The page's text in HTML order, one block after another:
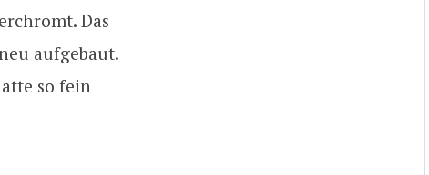
Das
aufgebaut.
so fein